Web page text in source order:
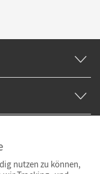
nutzen zu können,